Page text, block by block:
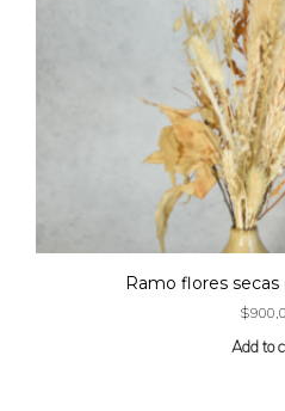
Ramo flores
$
Add to